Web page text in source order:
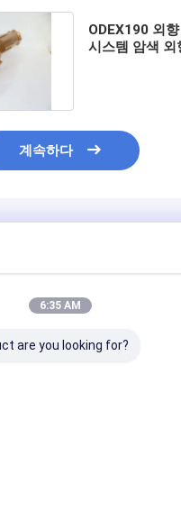
ODEX190 외
시스템 암색 외
계속하다
6:35 AM
are you looking for?